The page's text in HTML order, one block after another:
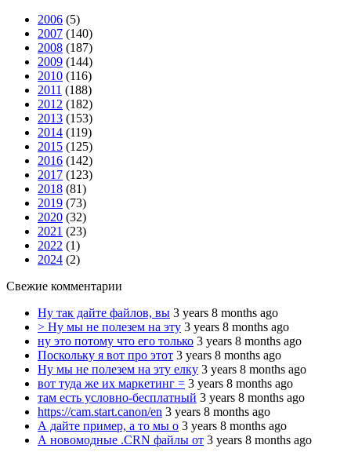
2006 (5)
2007 (140)
2008 (187)
2009 (144)
2010 (116)
2011 (188)
2012 (182)
2013 (153)
2014 (119)
2015 (125)
2016 (142)
2017 (123)
2018 (81)
2019 (73)
2020 (32)
2021 (23)
2022 (1)
2024 (2)
Свежие комментарии
Ну так дайте файлов, вы 3 years 8 months ago
> Ну мы не полезем на эту 3 years 8 months ago
ну это потому что его только 3 years 8 months ago
Поскольку я вот про этот 3 years 8 months ago
Ну мы не полезем на эту елку 3 years 8 months ago
вот туда же их маркетинг = 3 years 8 months ago
там есть условно-бесплатный 3 years 8 months ago
https://cam.start.canon/en 3 years 8 months ago
А дайте пример, а то мы о 3 years 8 months ago
А новомодные .CRN файлы от 3 years 8 months ago